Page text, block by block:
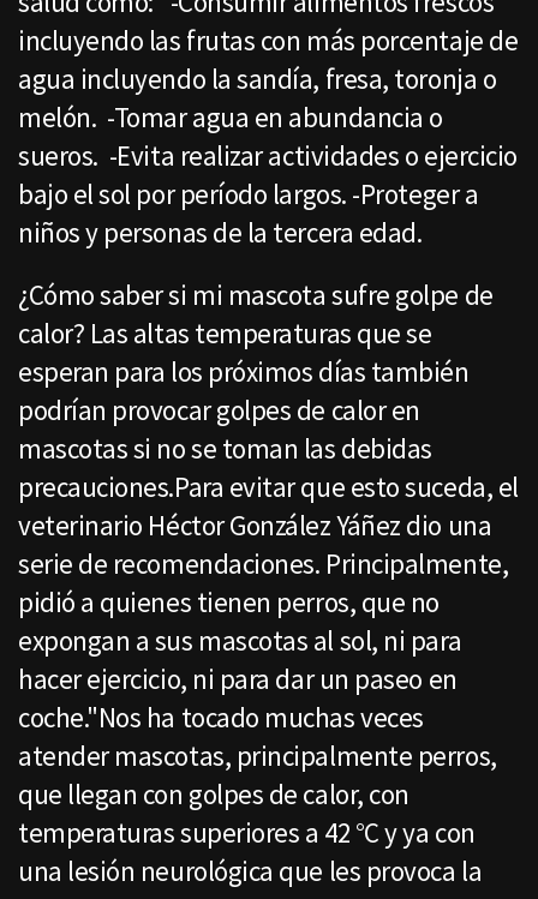
incluyendo las frutas con más porcentaje de
agua incluyendo la sandía, fresa, toronja o
melón. -Tomar agua en abundancia o
sueros. -Evita realizar actividades o ejercicio
bajo el sol por período largos. -Proteger a
niños y personas de la tercera edad.
¿Cómo saber si mi mascota sufre golpe de
calor? Las altas temperaturas que se
esperan para los próximos días también
podrían provocar golpes de calor en
mascotas si no se toman las debidas
precauciones.Para evitar que esto suceda, el
veterinario Héctor González Yáñez dio una
serie de recomendaciones. Principalmente,
pidió a quienes tienen perros, que no
expongan a sus mascotas al sol, ni para
hacer ejercicio, ni para dar un paseo en
coche."Nos ha tocado muchas veces
atender mascotas, principalmente perros,
que llegan con golpes de calor, con
temperaturas superiores a 42 °C y ya con
una lesión neurológica que les provoca la